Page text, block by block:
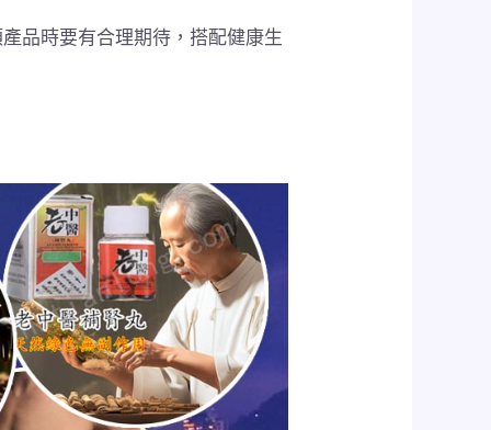
品時要有合理期待，搭配健康生